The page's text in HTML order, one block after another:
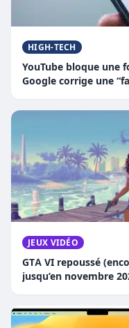
HIGH-TECH
YouTube bloque une
Google corrige une
JEUX VIDÉO
GTA VI repoussé
jusqu’en novembre